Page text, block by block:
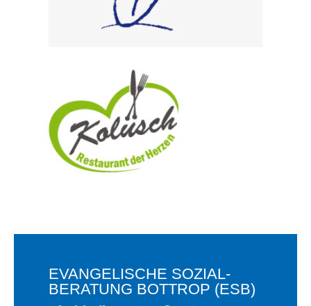
Kirchhellener Straße 62a
46236 Bottrop
Telefon: 02041 – 317055
OFFENE BERATUNGSZEITEN
Montag
9:00-12:30
Dienstag
geschl.
Mittwoch
9:00-12:30
TELEFONISCHE
Montag
9:00-12:30
13:30-15:30